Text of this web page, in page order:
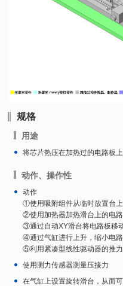
规格
用途
将芯片热压在加热过的电路板
动作、操作性
动作
①使用吸附组件从临时放置台
②使用加热器加热滑台上的电
③通过自动XY滑台将电路板移
④通过气缸进行上升，缩小电
⑤利用紧凑型线性驱动器的推
使用测力传感器测量压接力
在气缸上设置旋转滑台，从而